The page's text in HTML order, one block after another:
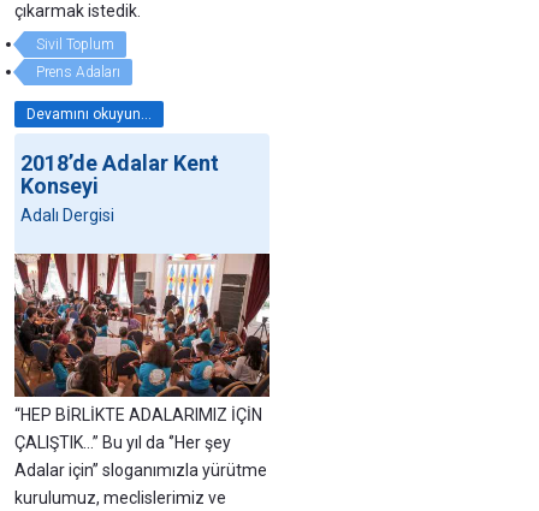
çıkarmak istedik.
Sivil Toplum
Prens Adaları
Devamını okuyun...
2018’de Adalar Kent
Konseyi
Adalı Dergisi
“HEP BİRLİKTE ADALARIMIZ İÇİN
ÇALIŞTIK...” Bu yıl da ‘’Her şey
Adalar için’’ sloganımızla yürütme
kurulumuz, meclislerimiz ve